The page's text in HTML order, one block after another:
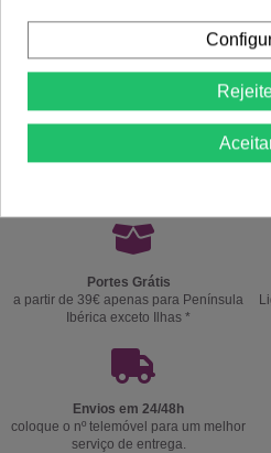
Portes Grátis
a partir de 39€ apenas para Península
Ibérica exceto Ilhas *
Envios em 24/48h
coloque o nº telemóvel para um melhor
serviço de entrega.